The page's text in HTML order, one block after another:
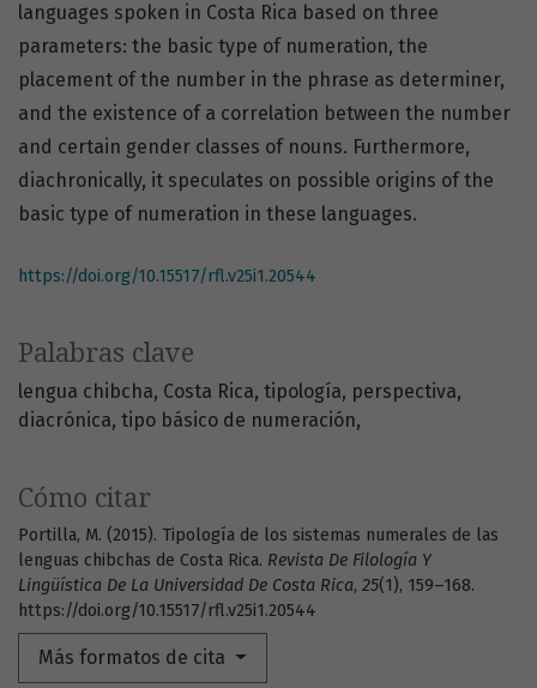
Palabras clave
lengua chibcha Costa Rica tipología perspectiva
diacrónica tipo básico de numeración
Cómo citar
Portilla, M. (2015). Tipología de los sistemas numerales de las
lenguas chibchas de Costa Rica. Revista De Filología Y
Lingüística De La Universidad De Costa Rica, 25(1), 159–168.
https://doi.org/10.15517/rfl.v25i1.20544
Más formatos de cita
languages spoken in Costa Rica based on three
parameters: the basic type of numeration, the
placement of the number in the phrase as determiner,
and the existence of a correlation between the number
and certain gender classes of nouns. Furthermore,
diachronically, it speculates on possible origins of the
basic type of numeration in these languages.
https://doi.org/10.15517/rfl.v25i1.20544